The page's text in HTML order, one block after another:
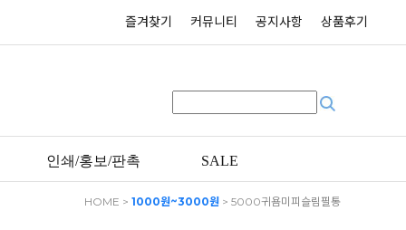
즐겨찾기 커뮤니티 공지사항 상품후기
인쇄/홍보/판촉 SALE
HOME > 1000원~3000원 > 5000귀욤미피슬림필통